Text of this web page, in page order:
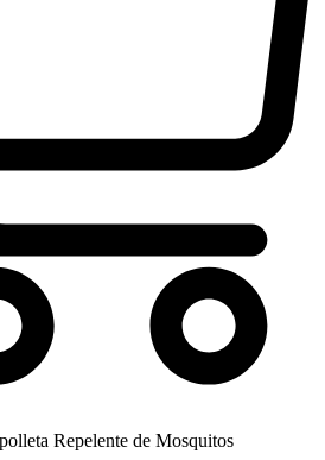
Repelente de Mosquitos